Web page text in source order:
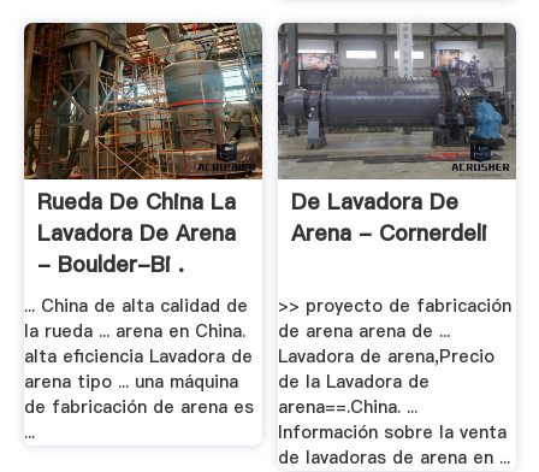
Rueda De China La
Lavadora De Arena
- Boulder-Bi .
... China de alta calidad de
la rueda ... arena en China.
alta eficiencia Lavadora de
arena tipo ... una máquina
de fabricación de arena es
...
De Lavadora De
Arena - Cornerdeli
>> proyecto de fabricación
de arena arena de ...
Lavadora de arena,Precio
de la Lavadora de
arena==.China. ...
Información sobre la venta
de lavadoras de arena en ...